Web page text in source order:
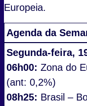
Europeia.
Agenda da
Segunda-feira,
06h00: Zona do
(ant: 0,2%)
08h25: Brasil –